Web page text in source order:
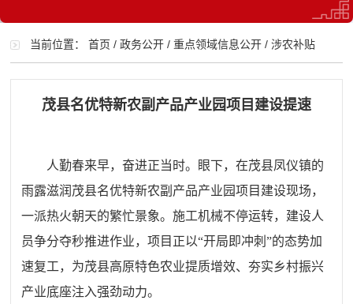
当前位置：首页 /政务公开 /重点领域信息公开 /涉农补贴
茂县名优特新农副产品产业园项目建设提速
人勤春来早，奋进正当时。眼下，在茂县凤仪镇的
雨露滋润茂县名优特新农副产品产业园项目建设现场，
一派热火朝天的繁忙景象。施工机械不停运转，建设人
员争分夺秒推进作业，项目正以“开局即冲刺”的态势加
速复工，为茂县高原特色农业提质增效、夯实乡村振兴
产业底座注入强劲动力。